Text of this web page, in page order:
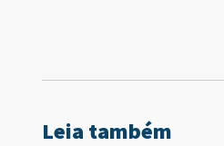
Leia também